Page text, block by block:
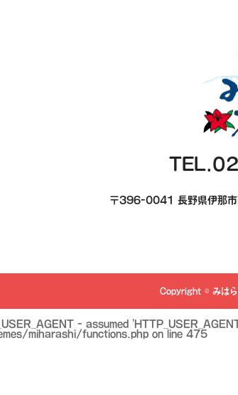
〒396-0041 長野県伊那
Copyright © みは
- assumed
miharashi/functions.php on line 475